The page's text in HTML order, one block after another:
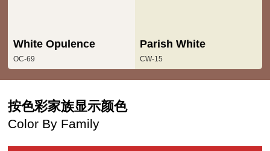
White Opulence
OC-69
Parish White
CW-15
按色彩家族显示颜色
Color By Family